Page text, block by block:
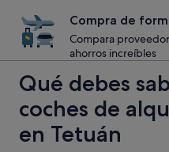
Compra de
Compara
ahorros increíbles
Qué debes
coches de
en Tetuán